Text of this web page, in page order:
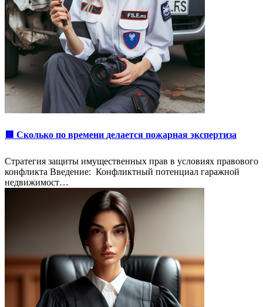
🟥 Сколько по времени делается пожарная экспертиза
Стратегия защиты имущественных прав в условиях правового
конфликта Введение: Конфликтный потенциал гаражной
недвижимост…